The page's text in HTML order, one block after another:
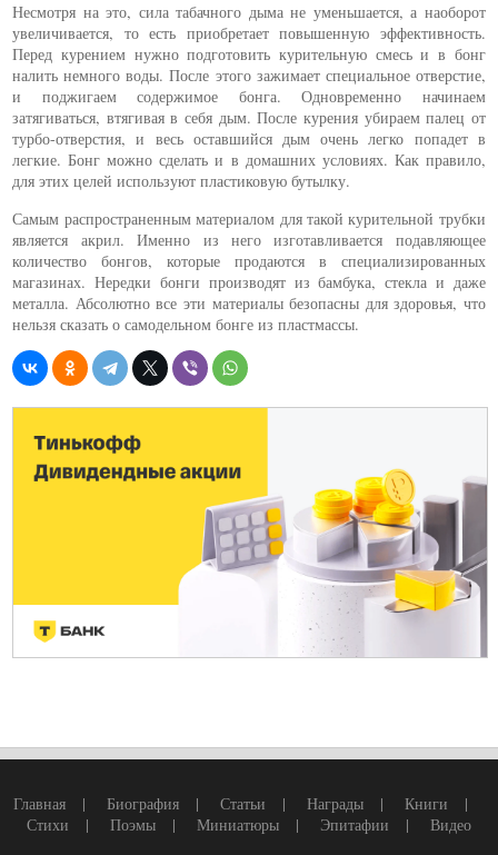
Несмотря на это, сила табачного дыма не уменьшается, а наоборот
увеличивается, то есть приобретает повышенную эффективность.
Перед курением нужно подготовить курительную смесь и в бонг
налить немного воды. После этого зажимает специальное отверстие,
и поджигаем содержимое бонга. Одновременно начинаем
затягиваться, втягивая в себя дым. После курения убираем палец от
турбо-отверстия, и весь оставшийся дым очень легко попадет в
легкие. Бонг можно сделать и в домашних условиях. Как правило,
для этих целей используют пластиковую бутылку.
Самым распространенным материалом для такой курительной трубки
является акрил. Именно из него изготавливается подавляющее
количество бонгов, которые продаются в специализированных
магазинах. Нередки бонги производят из бамбука, стекла и даже
металла. Абсолютно все эти материалы безопасны для здоровья, что
нельзя сказать о самодельном бонге из пластмассы.
Главная | Биография | Статьи | Награды | Книги |
Стихи | Поэмы | Миниатюры | Эпитафии | Видео